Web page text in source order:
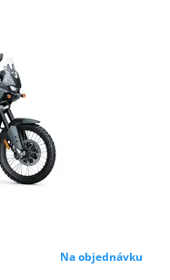
Na objednávku